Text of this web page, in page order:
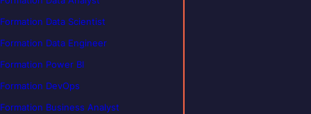
Formation Data Scientist
Formation Data Engineer
Formation Power BI
Formation DevOps
Formation Business Analyst